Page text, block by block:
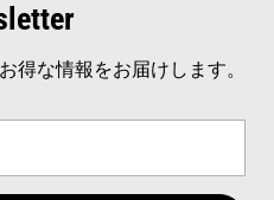
得な情報をお届けします。